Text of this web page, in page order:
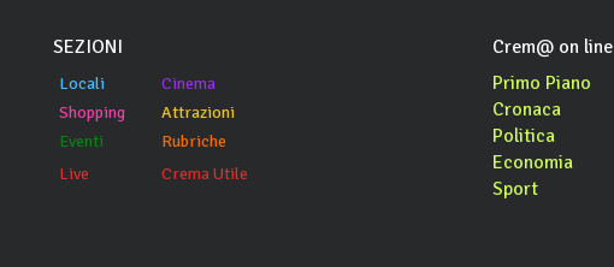
SEZIONI
Locali
Shopping
Eventi
Live
Cinema
Attrazioni
Rubriche
Crema Utile
Crem@ on line
Primo Piano
Cronaca
Politica
Economia
Sport